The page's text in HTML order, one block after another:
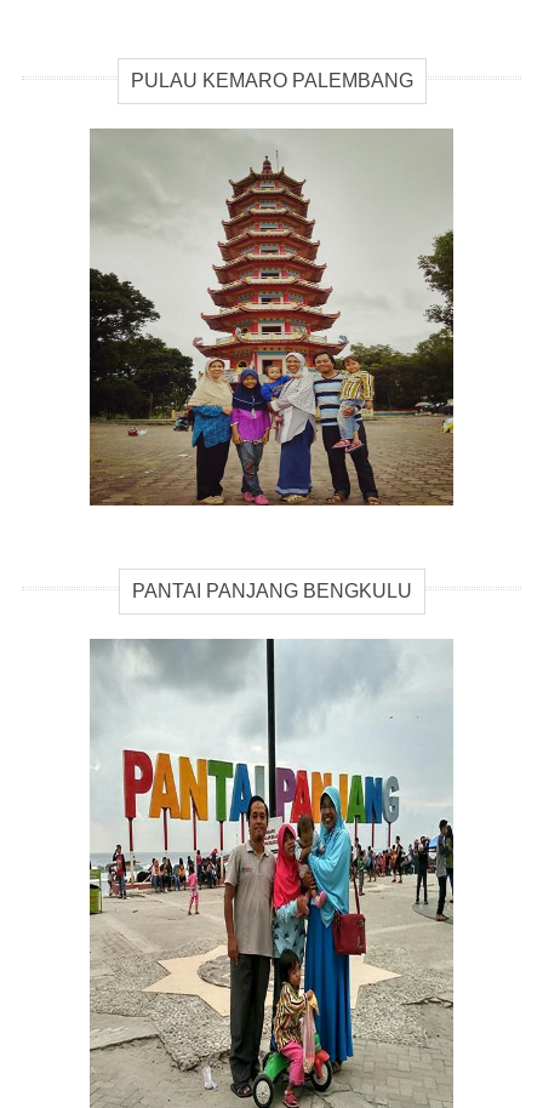
PULAU KEMARO PALEMBANG
PANTAI PANJANG BENGKULU